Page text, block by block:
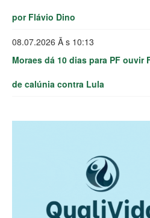
por Flávio Dino
08.07.2026 Ã s 10:13
Moraes dá 10 dias para PF ouvir
de calúnia contra Lula